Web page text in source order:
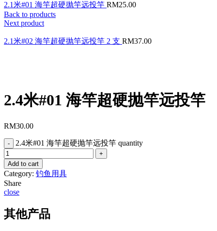
2.1米#01 海竿超硬抛竿远投竿 RM25.00
Back to products
Next product
2.1米#02 海竿超硬抛竿远投竿 2 支 RM37.00
2.4米#01 海竿超硬抛竿远投竿
RM30.00
2.4米#01 海竿超硬抛竿远投竿 quantity
Add to cart
Category: 钓鱼用具
Share
close
其他产品